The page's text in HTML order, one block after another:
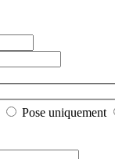
Pose uniquement